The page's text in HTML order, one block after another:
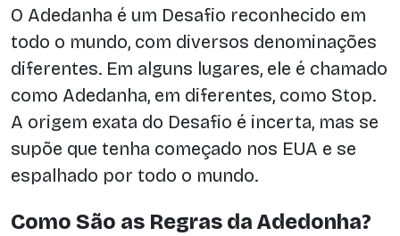
O Adedanha é um Desafio reconhecido em
todo o mundo, com diversos denominações
diferentes. Em alguns lugares, ele é chamado
como Adedanha, em diferentes, como Stop.
A origem exata do Desafio é incerta, mas se
supõe que tenha começado nos EUA e se
espalhado por todo o mundo.
Como São as Regras da Adedonha?